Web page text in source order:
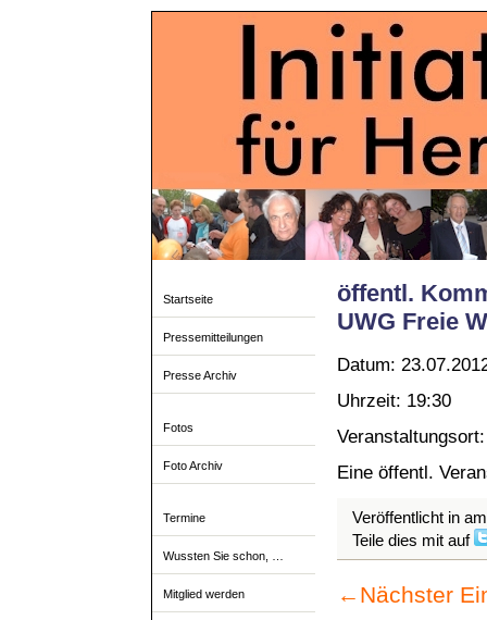
Startseite
Pressemitteilungen
Presse Archiv
Fotos
Foto Archiv
Termine
Wussten Sie schon, …
Mitglied werden
öffentl.
UWG Freie
Datum:
Uhrzeit: 19:30
Eine öffentl.
Veröffentlicht in
Teile dies mit auf
← Nächster